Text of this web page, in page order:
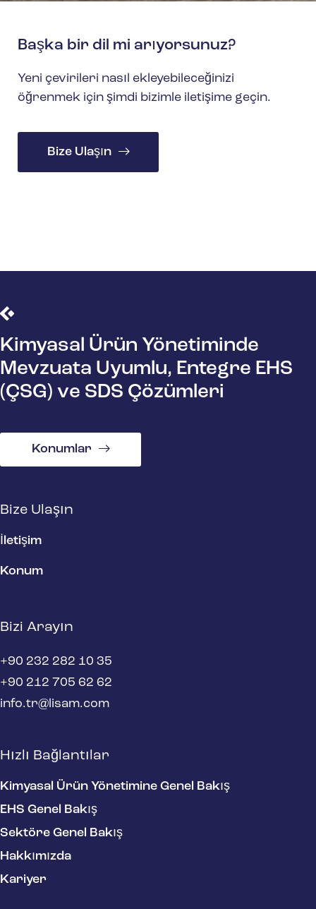
Başka bir dil mi arıyorsunuz?
Yeni çevirileri nasıl ekleyebileceğinizi
öğrenmek için şimdi bizimle iletişime geçin.
Bize Ulaşın
Kimyasal Ürün Yönetiminde
Mevzuata Uyumlu, Entegre EHS
(ÇSG) ve SDS Çözümleri
Konumlar
Bize Ulaşın
İletişim
Konum
Bizi Arayın
+90 232 282 10 35
+90 212 705 62 62
info.tr@lisam.com
Hızlı Bağlantılar
Kimyasal Ürün Yönetimine Genel Bakış
EHS Genel Bakış
Sektöre Genel Bakış
Hakkımızda
Kariyer